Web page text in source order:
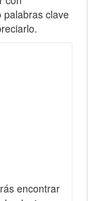
palabras clave
encontrar